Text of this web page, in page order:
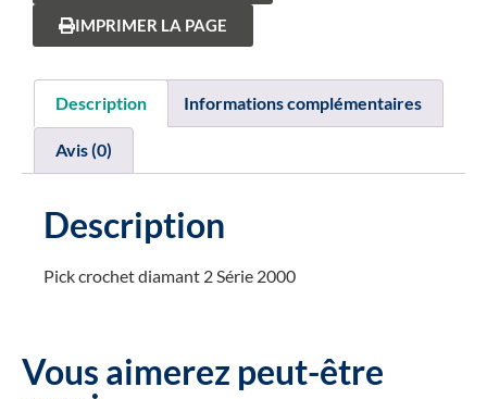
IMPRIMER LA PAGE
Description Informations complémentaires
Avis (0)
Description
Pick crochet diamant 2 Série 2000
Vous aimerez peut-être